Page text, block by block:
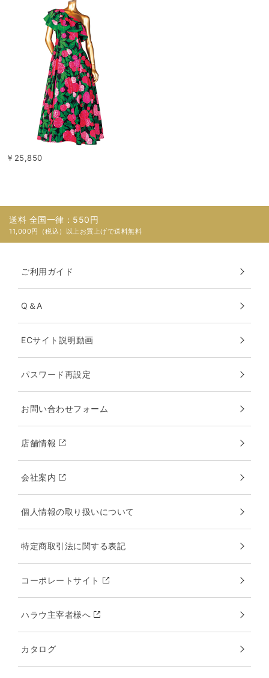
￥25,850
送料 全国一律：550円
11,000円（税込）以上お買上げで送料無料
ご利用ガイド
Q＆A
ECサイト説明動画
パスワード再設定
お問い合わせフォーム
店舗情報
会社案内
個人情報の取り扱いについて
特定商取引法に関する表記
コーポレートサイト
ハラウ主宰者様へ
カタログ